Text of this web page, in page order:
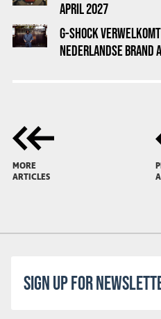
APRIL 2027
G-SHOCK
NEDERLANDSE BRAND
MORE
ARTICLES
SIGN UP FOR